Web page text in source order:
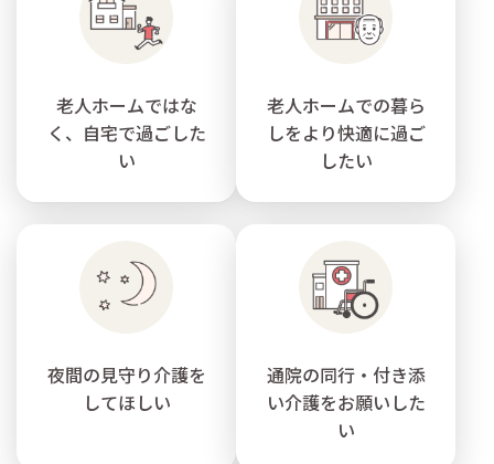
老人ホームではな
く、自宅で過ごした
い
老人ホームでの暮ら
しをより快適に過ご
したい
夜間の見守り介護を
してほしい
通院の同行・付き添
い介護をお願いした
い